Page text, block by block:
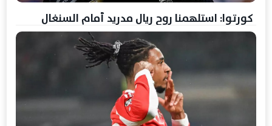
كورتوا: استلهمنا روح ريال مدريد أمام السنغال